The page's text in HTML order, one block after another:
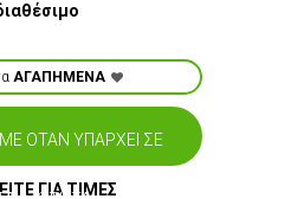
ΑΓΑΠΗΜΕΝΑ
ΟΤΑΝ ΥΠΑΡΧΕΙ ΣΕ
ΓΙΑ ΤΙΜΕΣ